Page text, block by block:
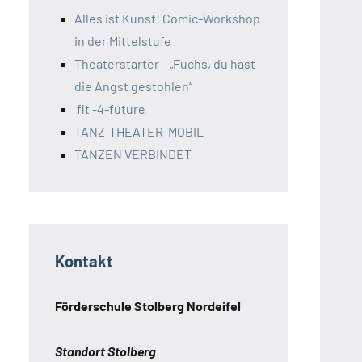
Alles ist Kunst! Comic-Workshop
in der Mittelstufe
Theaterstarter – „Fuchs, du hast
die Angst gestohlen“
fit -4-future
TANZ-THEATER-MOBIL
TANZEN VERBINDET
Kontakt
Förderschule Stolberg Nordeifel
Standort Stolberg